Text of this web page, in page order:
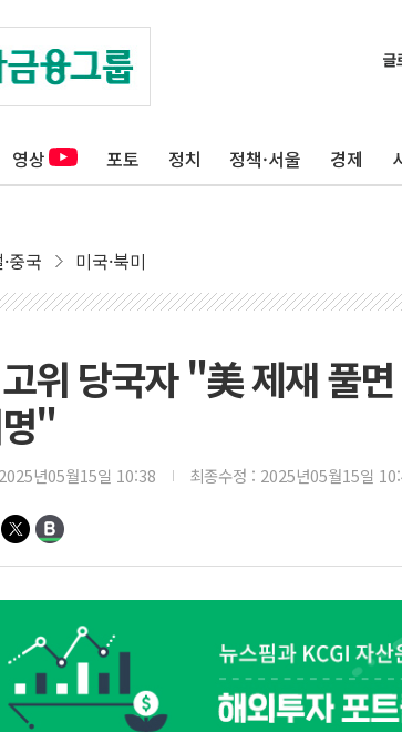
영상 포토 정치 정책·서울 경제
중국 미국·북미
위 당국자 "美 제재 풀
"
2025년05월15일 10:38 최종수정 : 2025년05월15일